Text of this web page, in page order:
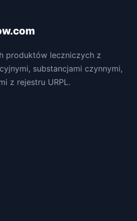
produktów leczniczych z
substancjami czynnymi,
z rejestru URPL.